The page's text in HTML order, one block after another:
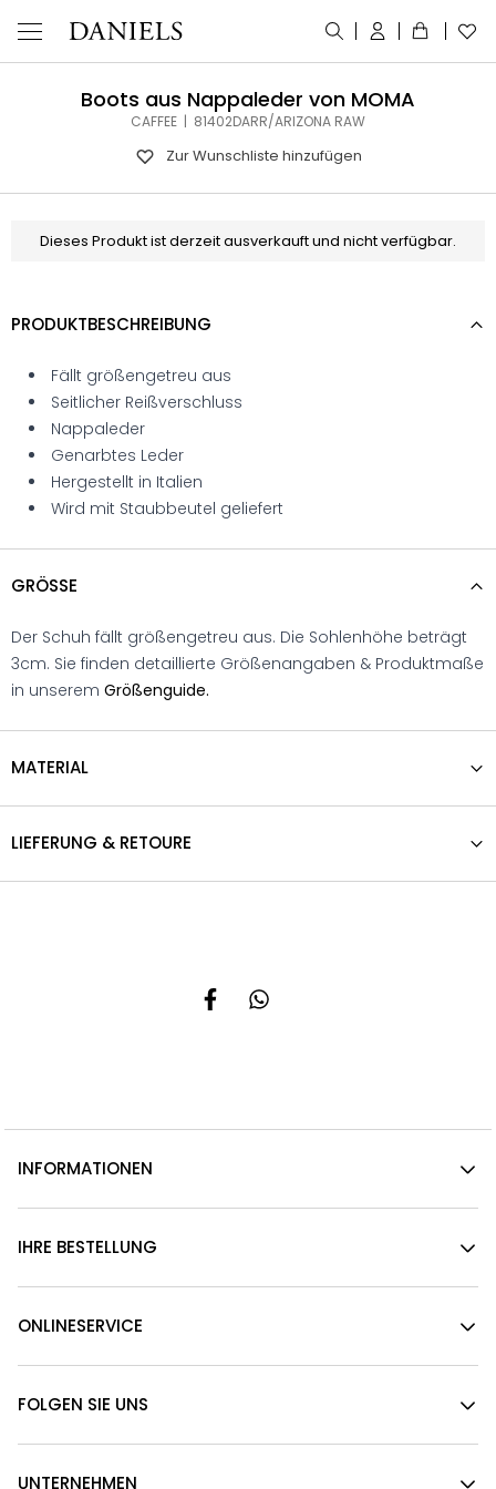
Boots aus Nappaleder von MOMA
CAFFEE | 81402DARR/ARIZONA RAW
Zur Wunschliste hinzufügen
Dieses Produkt ist derzeit ausverkauft und nicht verfügbar.
PRODUKTBESCHREIBUNG
Fällt größengetreu aus
Seitlicher Reißverschluss
Nappaleder
Genarbtes Leder
Hergestellt in Italien
Wird mit Staubbeutel geliefert
GRÖSSE
Der Schuh fällt größengetreu aus. Die Sohlenhöhe beträgt
3cm. Sie finden detaillierte Größenangaben & Produktmaße
in unserem Größenguide.
MATERIAL
LIEFERUNG & RETOURE
INFORMATIONEN
IHRE BESTELLUNG
ONLINESERVICE
FOLGEN SIE UNS
UNTERNEHMEN